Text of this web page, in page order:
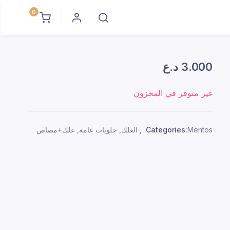
0
3.000 د.ع
غير متوفر في المخزون
Categories:Mentos العلك حلويات عامة علك+مصاص